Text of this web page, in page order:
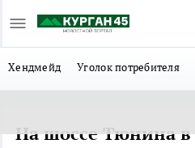
Хендмейд Уголок потребителя
На шоссе Тюнина в